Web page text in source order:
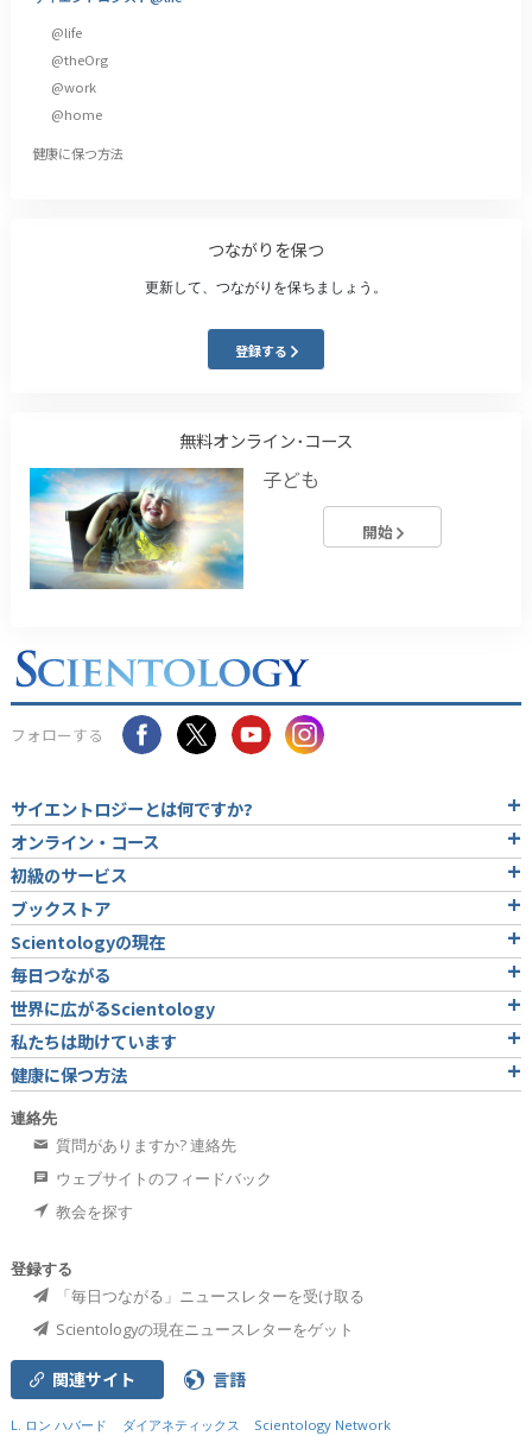
@life
@theOrg
@work
@home
健康に保つ方法
つながりを保つ
更新して、つながりを保ちましょう。
登録する
無料オンライン･コース
子ども
開始
フォローする
サイエントロジーとは何ですか?
オンライン・コース
初級のサービス
ブックストア
Scientologyの現在
毎日つながる
世界に広がるScientology
私たちは助けています
健康に保つ方法
連絡先
質問がありますか? 連絡先
ウェブサイトのフィードバック
教会を探す
登録する
「毎日つながる」ニュースレターを受け取る
Scientologyの現在ニュースレターをゲット
関連サイト 言語
L. ロン ハバード ダイアネティックス Scientology Network